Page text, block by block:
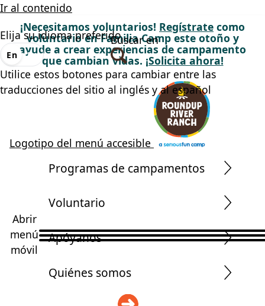
Ir al contenido
¡Necesitamos voluntarios! Regístrate como
voluntario en Familia Camp este otoño y
ayude a crear experiencias de campamento
que cambian vidas. ¡Solicita ahora!
Logotipo del menú accesible
Buscar en
Elija su idioma preferido
En Es
Utilice estos botones para cambiar entre las
traducciones del sitio al inglés y al español
Abrir
menú
móvil
Programas de campamentos
Voluntario
Apóyanos
Quiénes somos